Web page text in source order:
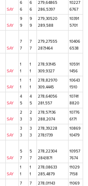
SAY
6
6
6
6
279,64865
286,5397
10227
6767
SAY
9
9
9
9
279,30520
289,588
10391
5701
SAY
7
7
7
7
279,27555
287,1464
10406
6538
SAY
1
1
1
1
278,93145
309,9327
10591
1456
SAY
1
1
1
1
278,82970
309,4445
10643
1510
SAY
4
5
4
5
278,64056
281,557
10741
8820
SAY
2
3
2
3
278,57136
288,2074
10776
6171
SAY
3
3
3
3
278,39228
278,1739
10869
10479
SAY
5
7
5
7
278,22304
284,1871
10957
7674
SAY
1
1
1
1
278,08633
285,4879
11029
7158
7
7
278,01143
11069